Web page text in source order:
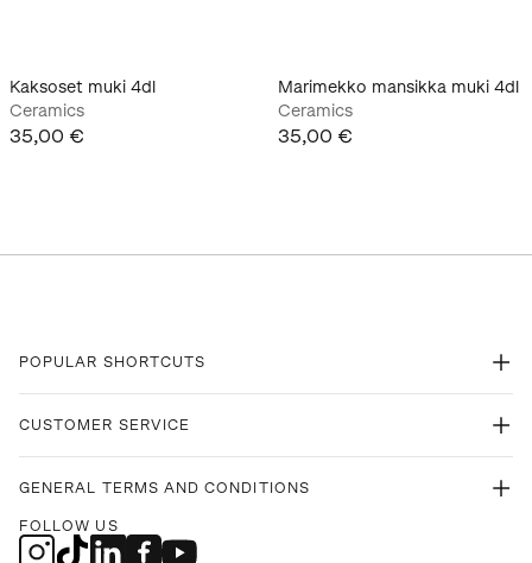
Kaksoset muki 4dl
Ceramics
35,00 €
Marimekko mansikka muki 4dl
Ceramics
35,00 €
POPULAR SHORTCUTS
CUSTOMER SERVICE
GENERAL TERMS AND CONDITIONS
FOLLOW US